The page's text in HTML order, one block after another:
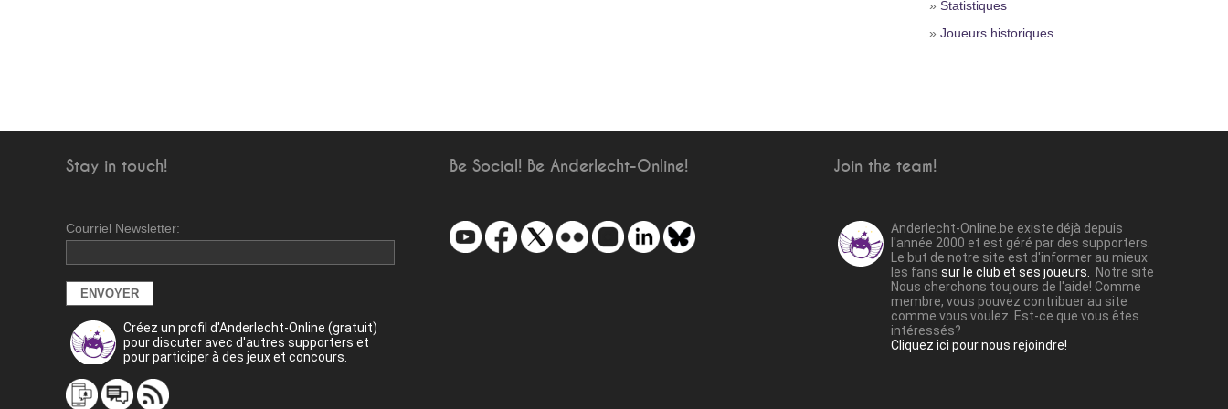
» Statistiques
» Joueurs historiques
Stay in touch!
Courriel Newsletter:
Créez un profil d'Anderlecht-Online (gratuit)
pour discuter avec d'autres supporters et
pour participer à des jeux et concours.
Be Social! Be Anderlecht-Online! Join the team!
Anderlecht-Online.be existe déjà depuis
l'année 2000 et est géré par des supporters.
Le but de notre site est d'informer au mieux
les fans sur le club et ses joueurs.
Notre site
Nous cherchons toujours de l'aide! Comme
membre, vous pouvez contribuer au site
comme vous voulez. Est-ce que vous êtes
intéressés?
Cliquez ici pour nous rejoindre!